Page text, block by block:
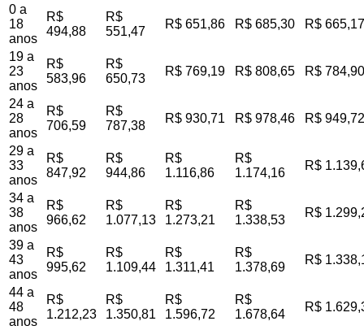
0 a
18
anos
R$
494,88
R$
551,47
R$ 651,86 R$ 685,30 R$ 665,17
19 a
23
anos
R$
583,96
R$
650,73
R$ 769,19 R$ 808,65 R$ 784,90
24 a
28
anos
R$
706,59
R$
787,38
R$ 930,71 R$ 978,46 R$ 949,72
29 a
33
anos
R$
847,92
R$
944,86
R$
1.116,86
R$
1.174,16
R$
34 a
38
anos
R$
966,62
R$
1.077,13
R$
1.273,21
R$
1.338,53
R$
39 a
43
anos
R$
995,62
R$
1.109,44
R$
1.311,41
R$
1.378,69
R$
44 a
48
anos
R$
1.212,23
R$
1.350,81
R$
1.596,72
R$
1.678,64
R$